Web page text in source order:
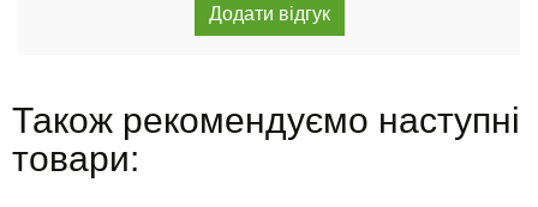
Також рекомендуємо наступні
товари: